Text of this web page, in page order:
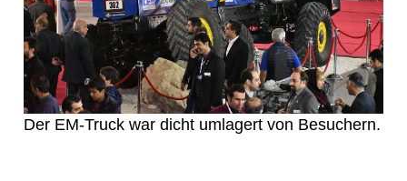
Der EM-Truck war dicht umlagert von Besuchern.